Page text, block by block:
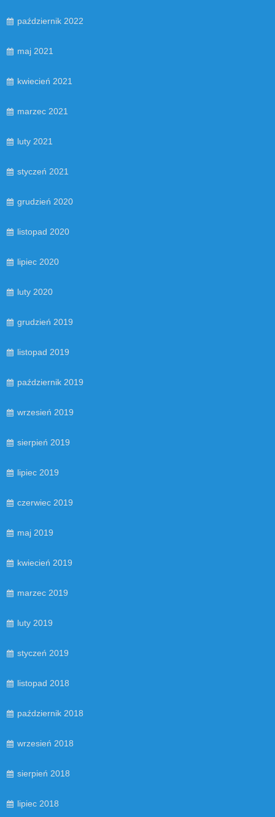
październik 2022
maj 2021
kwiecień 2021
marzec 2021
luty 2021
styczeń 2021
grudzień 2020
listopad 2020
lipiec 2020
luty 2020
grudzień 2019
listopad 2019
październik 2019
wrzesień 2019
sierpień 2019
lipiec 2019
czerwiec 2019
maj 2019
kwiecień 2019
marzec 2019
luty 2019
styczeń 2019
listopad 2018
październik 2018
wrzesień 2018
sierpień 2018
lipiec 2018